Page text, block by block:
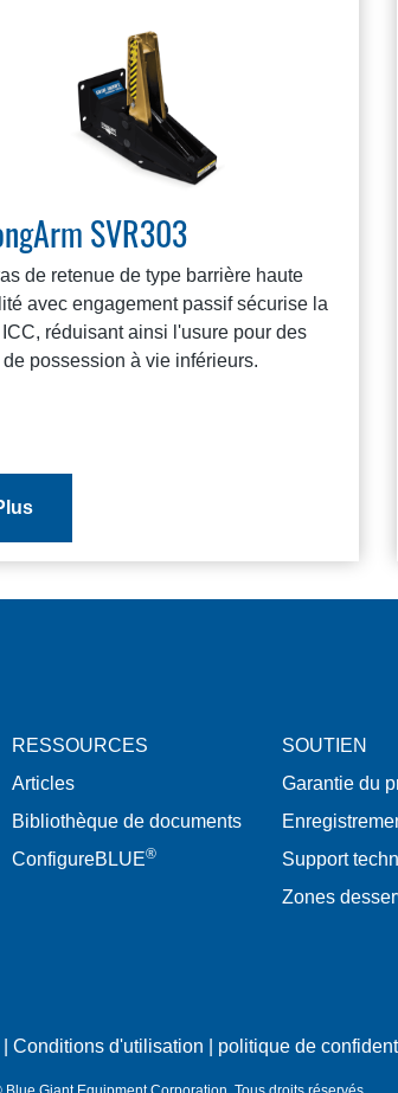
SVR303
de retenue de type barrière haute
avec engagement passif sécurise la
ICC, réduisant ainsi l'usure pour des
possession à vie inférieurs.
RESSOURCES
Articles
Bibliothèque de documents
ConfigureBLUE®
SOUTIEN
Garantie du
Support
Zones
Conditions d'utilisation politique de